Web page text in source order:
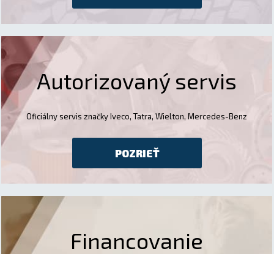
Autorizovaný servis
Oficiálny servis značky Iveco, Tatra, Wielton, Mercedes-Benz
POZRIEŤ
Financovanie